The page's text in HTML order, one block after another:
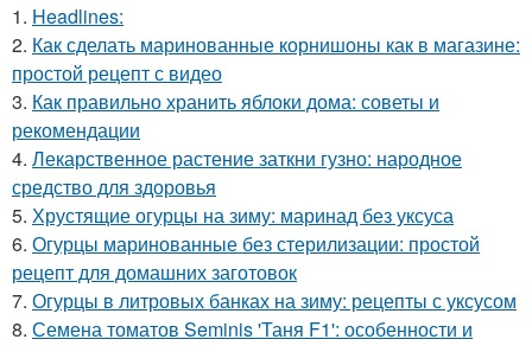
1. Headlines:
2. Как сделать маринованные корнишоны как в магазине:
простой рецепт с видео
3. Как правильно хранить яблоки дома: советы и
рекомендации
4. Лекарственное растение заткни гузно: народное
средство для здоровья
5. Хрустящие огурцы на зиму: маринад без уксуса
6. Огурцы маринованные без стерилизации: простой
рецепт для домашних заготовок
7. Огурцы в литровых банках на зиму: рецепты с уксусом
8. Семена томатов Seminis 'Таня F1': особенности и